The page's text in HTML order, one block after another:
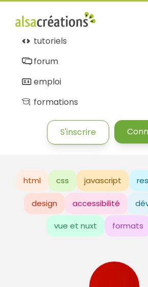
tutoriels
forum
emploi
formations
S'inscrire
html css javascript
design accessibilité
vue et nuxt formats